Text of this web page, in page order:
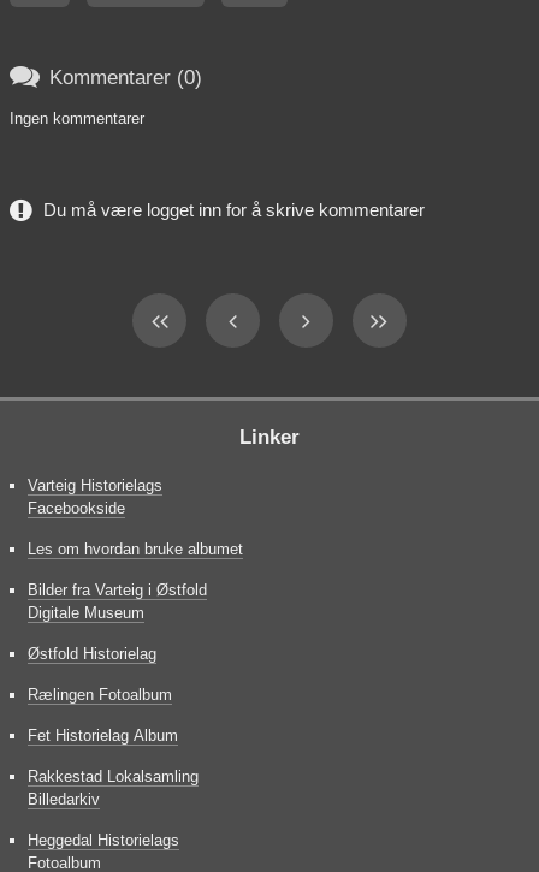
 Kommentarer (0)
Ingen kommentarer
Du må være logget inn for å skrive kommentarer
Linker
Varteig Historielags
Facebookside
Les om hvordan bruke albumet
Bilder fra Varteig i Østfold
Digitale Museum
Østfold Historielag
Rælingen Fotoalbum
Fet Historielag Album
Rakkestad Lokalsamling
Billedarkiv
Heggedal Historielags
Fotoalbum